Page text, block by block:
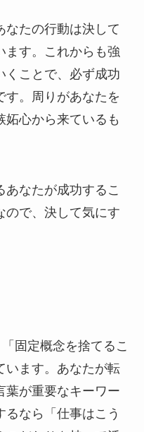
なたの行動は決して
ます。これからも強
くことで、必ず成功
す。周りがあなたを
妬心から来ているも
なたが成功するこ
ので、決して気にす
固定概念を捨てるこ
います。あなたが転
葉が重要なキーワー
るなら「仕事はこう